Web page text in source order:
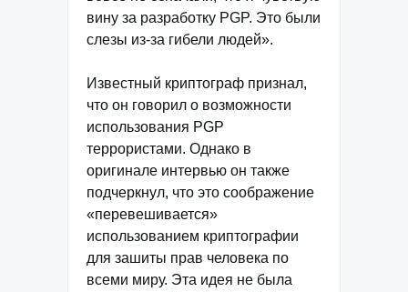
вину за разработку PGP. Это были
слезы из-за гибели людей».
Известный криптограф признал,
что он говорил о возможности
использования PGP
террористами. Однако в
оригинале интервью он также
подчеркнул, что это соображение
«перевешивается»
использованием криптографии
для зашиты прав человека по
всеми миру. Эта идея не была